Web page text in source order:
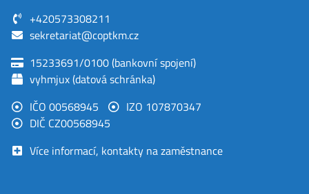
+420573308211
sekretariat@coptkm.cz
15233691/0100 (bankovní spojení)
vyhmjux (datová schránka)
IČO 00568945
IZO 107870347
DIČ CZ00568945
Více informací, kontakty na zaměstnance